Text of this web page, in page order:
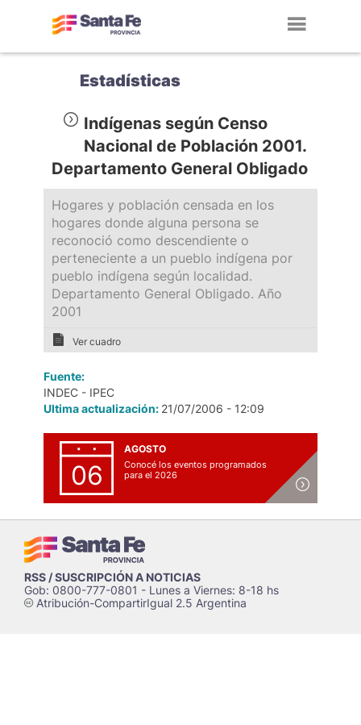
Estadísticas
Indígenas según Censo
Nacional de Población 2001.
Departamento General Obligado
Hogares y población censada en los
hogares donde alguna persona se
reconoció como descendiente o
perteneciente a un pueblo indígena por
pueblo indígena según localidad.
Departamento General Obligado. Año
2001
Ver cuadro
Fuente:
INDEC - IPEC
Ultima actualización: 21/07/2006 - 12:09
06
AGOSTO
Conocé los eventos programados
para el 2026
RSS / SUSCRIPCIÓN A NOTICIAS
Gob: 0800-777-0801 - Lunes a Viernes: 8-18 hs
cAtribución-CompartirIgual 2.5 Argentina